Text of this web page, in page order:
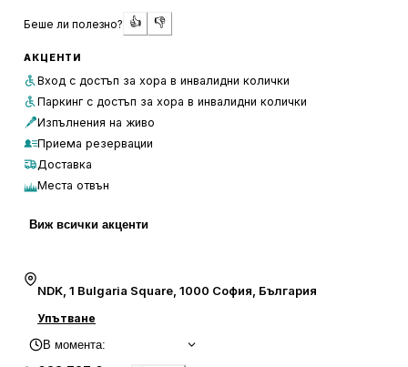
разнообразни събития и партита, които привличат
много посетители. Особено популярни са тематичните
кетъринга и почистването, мнозина оценяват високо
организацията на събития и атмосферата. Цените са
смятани за нормални, което допълнително допринася
за положителното впечатление от мястото.
Беше ли полезно? 👍 👎
АКЦЕНТИ
Вход с достъп за хора в инвалидни колички
Паркинг с достъп за хора в инвалидни колички
Изпълнения на живо
Приема резервации
Доставка
Места отвън
Виж всички акценти
NDK, 1 Bulgaria Square, 1000 София, България
Упътване
В момента: